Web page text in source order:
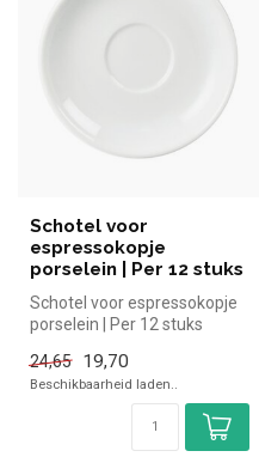
Schotel voor
espressokopje
porselein | Per 12 stuks
Schotel voor espressokopje
porselein | Per 12 stuks
in...
24,65 19,70
Beschikbaarheid laden..